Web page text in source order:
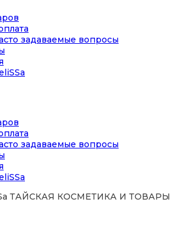
задаваемые вопросы
задаваемые вопросы
ТАЙСКАЯ КОСМЕТИКА И ТОВАРЫ